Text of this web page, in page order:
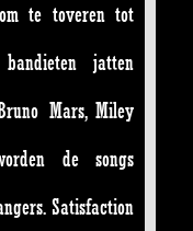
te toveren tot
jatten
Mars, Miley
de songs
Satisfaction